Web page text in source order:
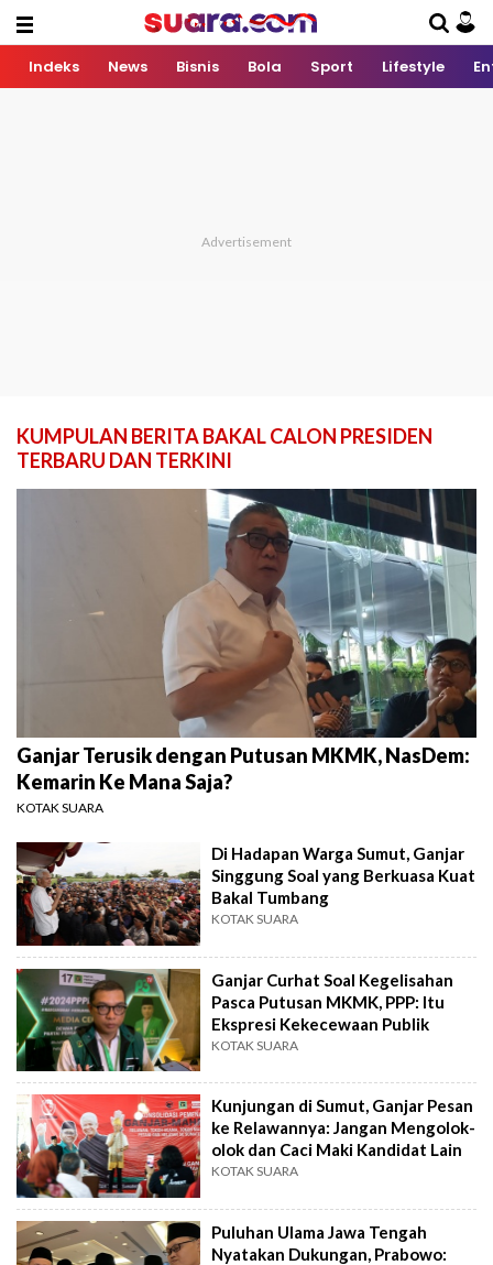
Indeks News Bisnis Bola Sport Lifestyle
KUMPULAN BERITA BAKAL CALON PRESIDEN
TERBARU DAN TERKINI
Ganjar Terusik dengan Putusan MKMK, NasDem:
Kemarin Ke Mana Saja?
KOTAK SUARA
Di Hadapan Warga Sumut, Ganjar
Singgung Soal yang Berkuasa Kuat
Bakal Tumbang
KOTAK SUARA
Ganjar Curhat Soal Kegelisahan
Pasca Putusan MKMK, PPP: Itu
Ekspresi Kekecewaan Publik
KOTAK SUARA
Kunjungan di Sumut, Ganjar Pesan
ke Relawannya: Jangan Mengolok-
olok dan Caci Maki Kandidat Lain
KOTAK SUARA
Puluhan Ulama Jawa Tengah
Nyatakan Dukungan, Prabowo: